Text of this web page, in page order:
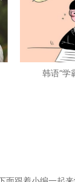
韩语“学